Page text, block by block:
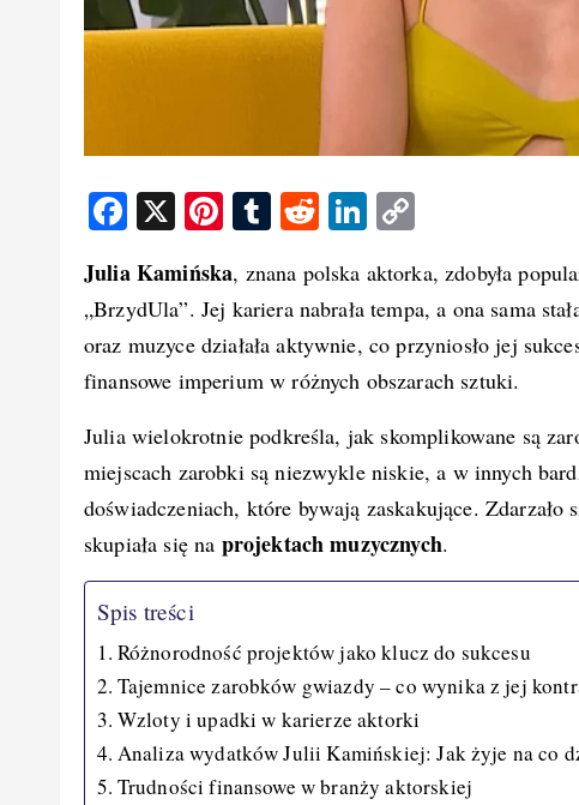
F
c
e
b
o
o
k
X
Pi
er
e
st
T
m
bl
r
R
d
di
t
Li
k
e
d
I
n
p
y
Li
n
k
Julia Kamińska, znana polska aktorka, zdobyła
„BrzydUla”. Jej kariera nabrała tempa, a ona sama
oraz muzyce działała aktywnie, co przyniosło jej
finansowe imperium w różnych obszarach sztuki.
Julia wielokrotnie podkreśla, jak skomplikowane są
miejscach zarobki są niezwykle niskie, a w innych
doświadczeniach, które bywają zaskakujące. Zdarzało
skupiała się na projektach muzycznych.
Spis treści
Różnorodność projektów jako klucz do sukcesu
Tajemnice zarobków gwiazdy – co wynika z jej
Wzloty i upadki w karierze aktorki
Analiza wydatków Julii Kamińskiej: Jak żyje na co
Trudności finansowe w branży aktorskiej